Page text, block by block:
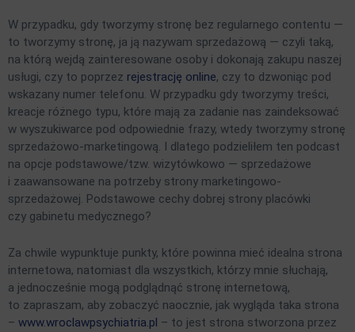
W przypadku, gdy tworzymy stronę bez regularnego contentu —
to tworzymy stronę, ja ją nazywam sprzedażową — czyli taką,
na którą wejdą zainteresowane osoby i dokonają zakupu naszej
usługi, czy to poprzez rejestrację online, czy to dzwoniąc pod
wskazany numer telefonu. W przypadku gdy tworzymy treści,
kreacje różnego typu, które mają za zadanie nas zaindeksować
w wyszukiwarce pod odpowiednie frazy, wtedy tworzymy stronę
sprzedażowo-marketingową. I dlatego podzieliłem ten podcast
na opcje podstawowe/tzw. wizytówkowo — sprzedażowe
i zaawansowane na potrzeby strony marketingowo-
sprzedażowej. Podstawowe cechy dobrej strony placówki
czy gabinetu medycznego?
Za chwile wypunktuje punkty, które powinna mieć idealna strona
internetowa, natomiast dla wszystkich, którzy mnie słuchają,
a jednocześnie mogą podglądnąć stronę internetową,
to zapraszam, aby zobaczyć naocznie, jak wygląda taka strona
– www.wroclawpsychiatria.pl – to jest strona stworzona przez